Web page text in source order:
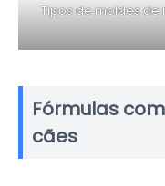
Tipos de moldes
Fórmulas
cães